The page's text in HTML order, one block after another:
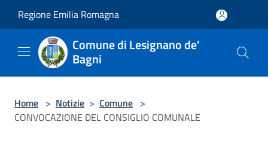
Regione Emilia Romagna
Comune di Lesignano de'
Bagni
Home > Notizie > Comune >
CONVOCAZIONE DEL CONSIGLIO COMUNALE